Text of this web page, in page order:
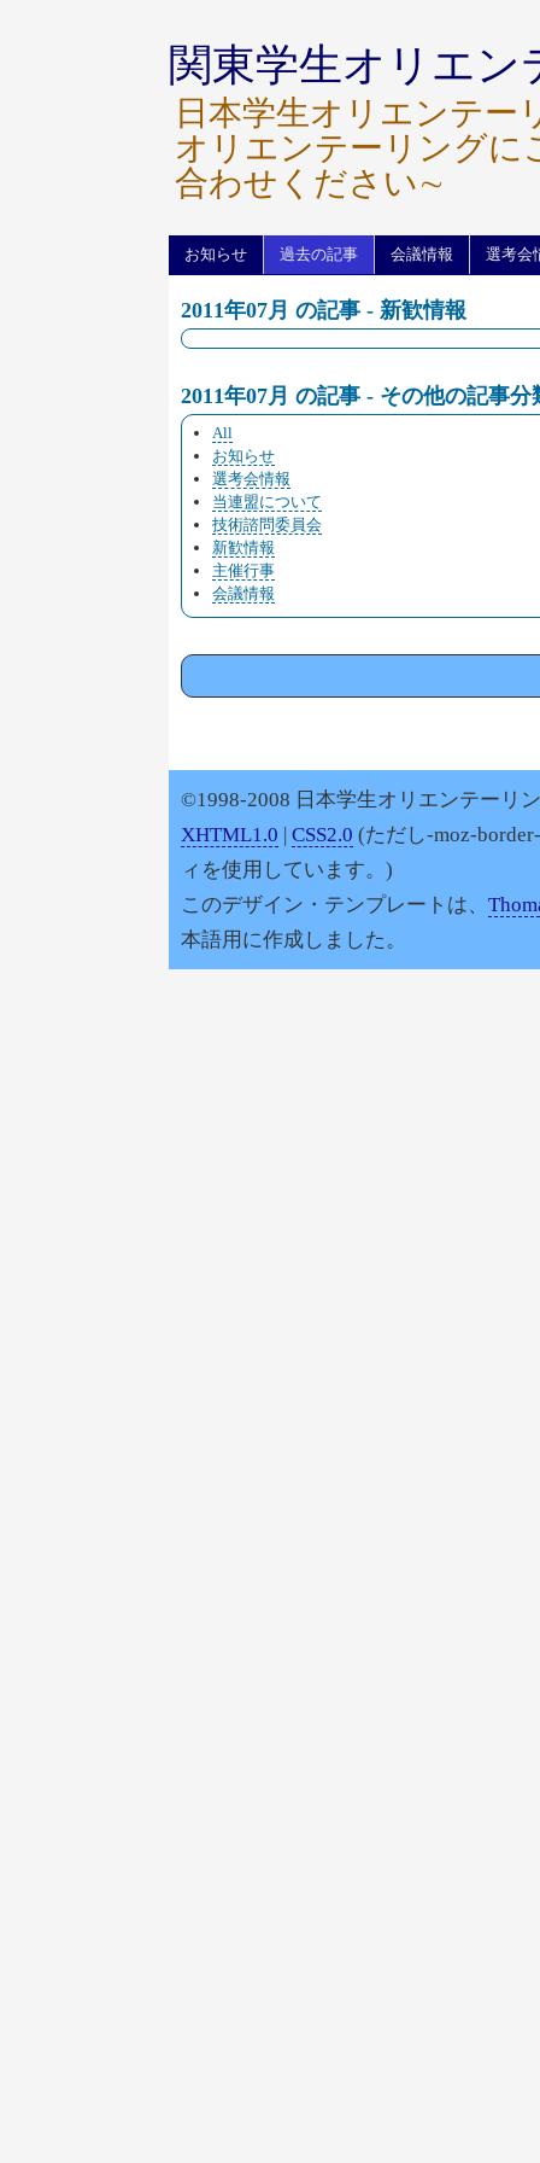
関東学生オリエン
日本学生オリエンテ
オリエンテーリングに
合わせください∼
お知らせ 過去の記事 会議情報 選考会
2011年07月 の記事 - 新歓情報
2011年07月 の記事 - その他の記事分
All
お知らせ
選考会情報
当連盟について
技術諮問委員会
新歓情報
主催行事
会議情報
©1998-2008 日本学生オリエンテーリ
XHTML1.0 | CSS2.0 (ただし-moz-
ィを使用しています。)
このデザイン・テンプレートは、
本語用に作成しました。